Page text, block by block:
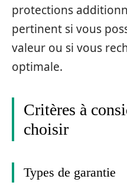
protections
pertinent si vous
valeur ou si vous
optimale.
Critères à
choisir
Types de garantie